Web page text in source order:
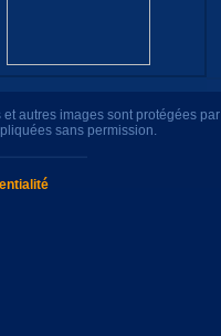
autres images sont protégées par
sans permission.